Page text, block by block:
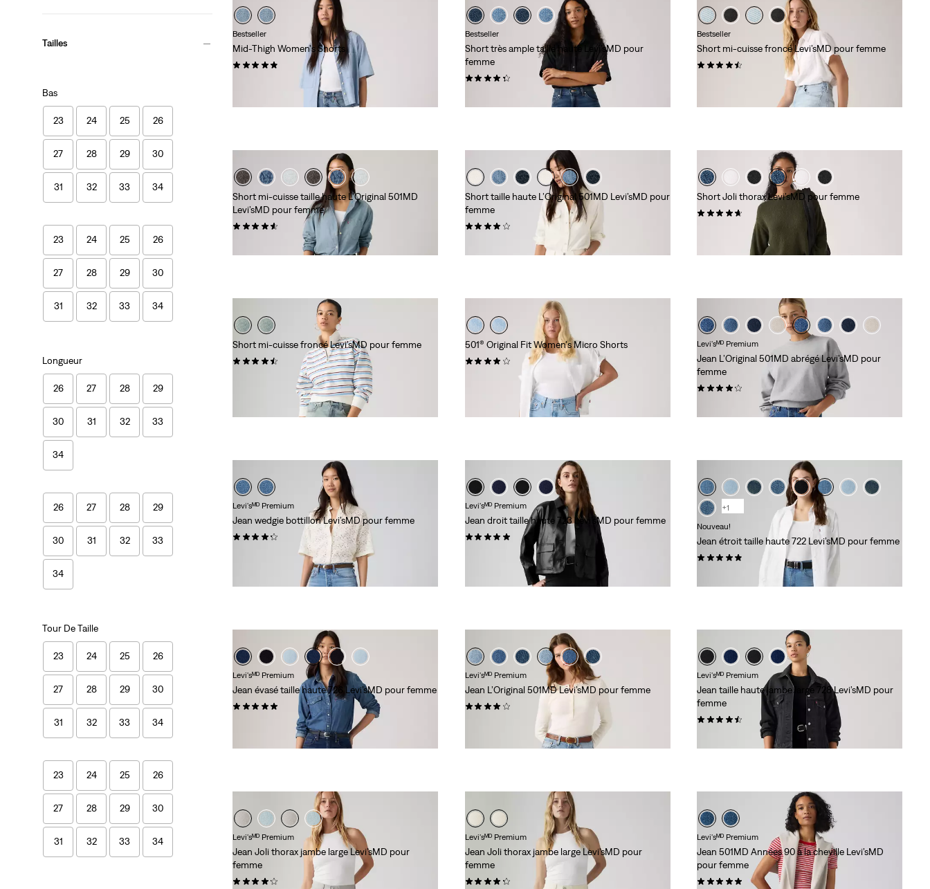
Tailles
Bas
23 24 25 26
27 28 29 30
31 32 33 34
23 24 25 26
27 28 29 30
31 32 33 34
Longueur
26 27 28 29
30 31 32 33
34
26 27 28 29
30 31 32 33
34
Tour De Taille
23 24 25 26
27 28 29 30
31 32 33 34
23 24 25 26
27 28 29 30
31 32 33 34
Bestseller
Mid-Thigh Women's Shorts
Bestseller
Short très ample taille haute Levi’sMD pour
femme
Bestseller
Short mi-cuisse froncé Levi’sMD pour femme
Short mi-cuisse taille haute L’Original 501MD
Levi’sMD pour femme
Short taille haute L’Original 501MD Levi’sMD pour
femme
Short Joli thorax Levi’sMD pour femme
(98)
Short mi-cuisse froncé Levi’sMD pour femme
501® Original Fit Women's Micro Shorts
Levi'sᴹᴰ Premium
Jean L’Original 501MD abrégé Levi’sMD pour
femme
Levi'sᴹᴰ Premium
Jean wedgie bottillon Levi’sMD pour femme
(363)
Levi'sᴹᴰ Premium
Jean droit taille haute 723 Levi’sMD pour femme
+1
Nouveau!
Jean étroit taille haute 722 Levi’sMD pour femme
Levi'sᴹᴰ Premium
Jean évasé taille haute 726 Levi’sMD pour femme
Levi'sᴹᴰ Premium
Jean L’Original 501MD Levi’sMD pour femme
Levi'sᴹᴰ Premium
Jean taille haute jambe large 728 Levi’sMD pour
femme
(242)
Levi'sᴹᴰ Premium
Jean Joli thorax jambe large Levi’sMD pour
femme
Levi'sᴹᴰ Premium
Jean Joli thorax jambe large Levi’sMD pour
femme
Levi'sᴹᴰ Premium
Jean 501MD Années 90 à la cheville Levi’sMD
pour femme
(9)